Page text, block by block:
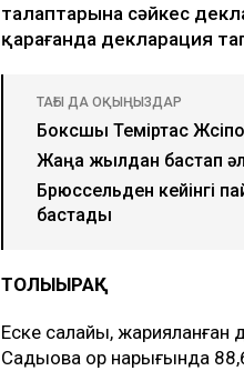
талаптарына сәйкес
қарағанда декларация
ТАҒЫ ДА ОҚЫҢЫЗДАР
Боксшы Теміртас
Жаңа жылдан бастап
Брюссельден кейінгі
бастады
ТОЛЫҒЫРАҚ
Еске салайық,
Садықова қор нарығында